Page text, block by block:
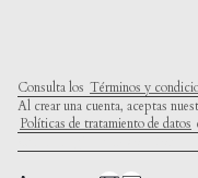
Consulta los Términos y
Al crear una cuenta, aceptas
Políticas de tratamiento de datos